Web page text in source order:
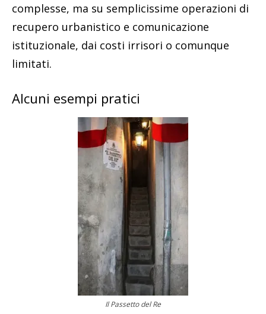
complesse, ma su semplicissime operazioni di
recupero urbanistico e comunicazione
istituzionale, dai costi irrisori o comunque
limitati.
Alcuni esempi pratici
Il Passetto del Re